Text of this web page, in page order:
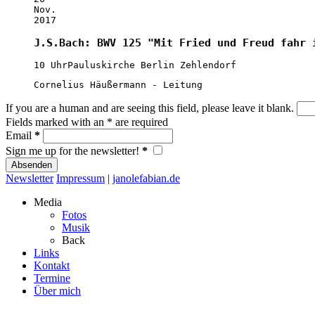
Nov.
2017
J.S.Bach: BWV 125 "Mit Fried und Freud fahr
10 UhrPauluskirche Berlin Zehlendorf
Cornelius Häußermann - Leitung
If you are a human and are seeing this field, please leave it blank.
Fields marked with an * are required
Email *
Sign me up for the newsletter! *
Newsletter Impressum | janolefabian.de
Media
Fotos
Musik
Back
Links
Kontakt
Termine
Über mich